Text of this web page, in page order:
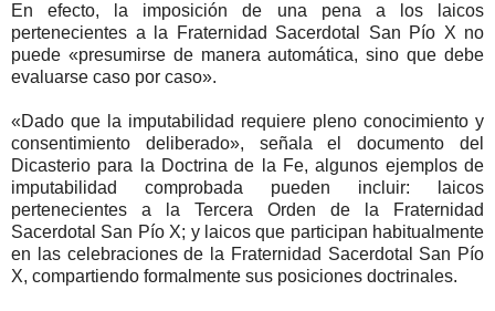
En efecto, la imposición de una pena a los laicos
pertenecientes a la Fraternidad Sacerdotal San Pío X no
puede «presumirse de manera automática, sino que debe
evaluarse caso por caso».
«Dado que la imputabilidad requiere pleno conocimiento y
consentimiento deliberado», señala el documento del
Dicasterio para la Doctrina de la Fe, algunos ejemplos de
imputabilidad comprobada pueden incluir: laicos
pertenecientes a la Tercera Orden de la Fraternidad
Sacerdotal San Pío X; y laicos que participan habitualmente
en las celebraciones de la Fraternidad Sacerdotal San Pío
X, compartiendo formalmente sus posiciones doctrinales.